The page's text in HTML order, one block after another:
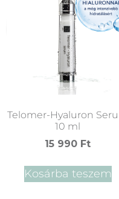
Telomer-Hyaluron
10 ml
15 990 Ft
Kosárba teszem